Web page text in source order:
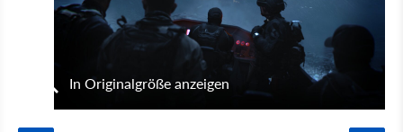
In Originalgröße anzeigen